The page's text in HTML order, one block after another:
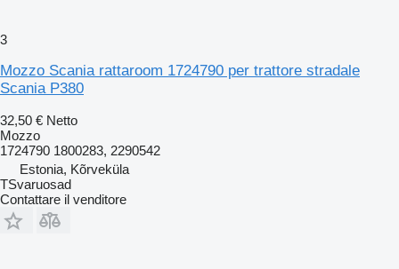
3
Mozzo Scania rattaroom 1724790 per trattore stradale
Scania P380
32,50 € Netto
Mozzo
1724790 1800283, 2290542
Estonia, Kõrveküla
TSvaruosad
Contattare il venditore